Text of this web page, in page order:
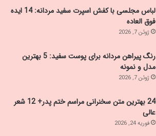
لباس مجلسی با کفش اسپرت سفید مردانه: 14 ایده
فوق العاده
ژوئن 7, 2026
رنگ پیراهن مردانه برای پوست سفید: 5 بهترین
مدل و نمونه
ژوئن 7, 2026
24 بهترین متن سخنرانی مراسم ختم پدر+ 12 شعر
عالی
فوریه 24, 2026